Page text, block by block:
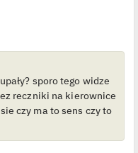
sporo tego widze
reczniki na kierownice
czy ma to sens czy to